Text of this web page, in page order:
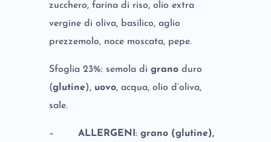
zucchero, farina di riso, olio extra
vergine di oliva, basilico, aglio
prezzemolo, noce moscata, pepe.
Sfoglia 23%: semola di granoduro
(glutine), uovo, acqua, olio d’oliva,
sale.
– ALLERGENI : grano (glutine),